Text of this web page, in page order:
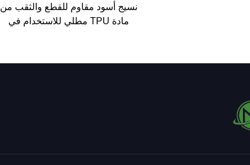
نسيج أسود مقاوم للقطع والثقب من
مادة TPU مطلي للاستخدام في